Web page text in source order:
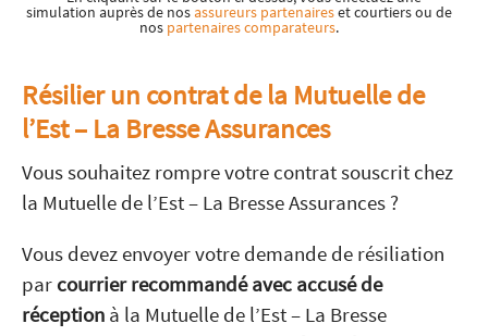
simulation auprès de nosassureurs partenaireset courtiers ou de
nos partenaires comparateurs.
Résilier un contrat de la Mutuelle de
l’Est – La Bresse Assurances
Vous souhaitez rompre votre contrat souscrit chez
la Mutuelle de l’Est – La Bresse Assurances ?
Vous devez envoyer votre demande de résiliation
par courrier recommandé avec accusé de
réception à la Mutuelle de l’Est – La Bresse